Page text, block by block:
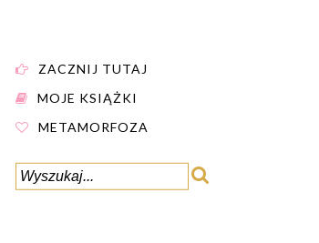
ZACZNIJ TUTAJ
MOJE KSIĄŻKI
METAMORFOZA